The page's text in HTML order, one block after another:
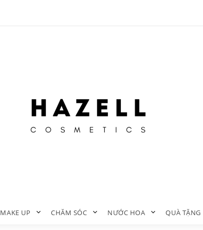
MAKE UP CHĂM SÓC NƯỚC HOA QUÀ TẶNG